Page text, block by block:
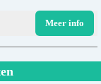
Meer info